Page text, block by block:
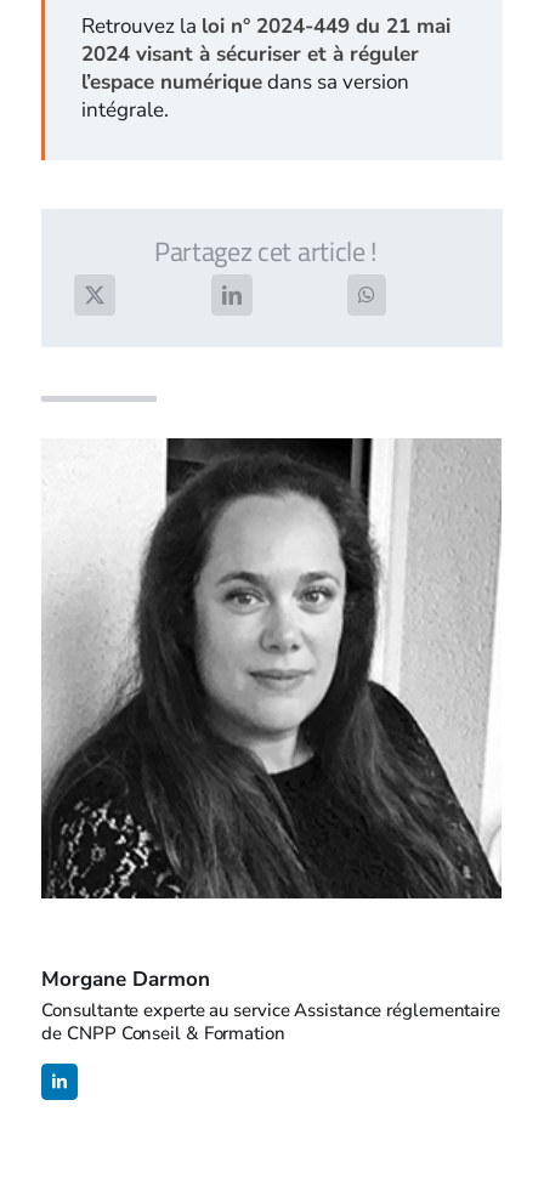
Retrouvez la loi n° 2024-449 du 21 mai
2024 visant à sécuriser et à réguler
l’espace numériquedans sa version
intégrale.
Partagez cet article !
Morgane Darmon
Consultante experte au service Assistance réglementaire
de CNPP Conseil & Formation